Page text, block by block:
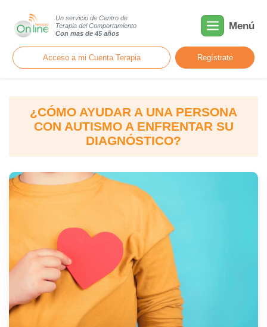
Un servicio de Centro de
Terapia del Comportamiento
Con mas de 45 años
Menú
Acceso a mi Cuenta Terapia Regístrate
¿CÓMO AYUDAR A UNA PERSONA
CON AUTISMO A ENFRENTAR SU
DIAGNÓSTICO?